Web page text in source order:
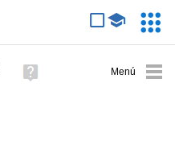
avanzada
Ayuda
(en